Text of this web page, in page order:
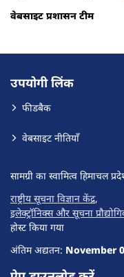
वेबसाइट प्रशासन टीम
उपयोगी लिंक
फीडबैक
वेबसाइट नीतियाँ
सामग्री का स्वामित्व हिमाचल
राष्ट्रीय सूचना विज्ञान केंद्र,
इलेक्ट्रॉनिक्स और सूचना
होस्ट किया गया
अंतिम अद्यतन: November